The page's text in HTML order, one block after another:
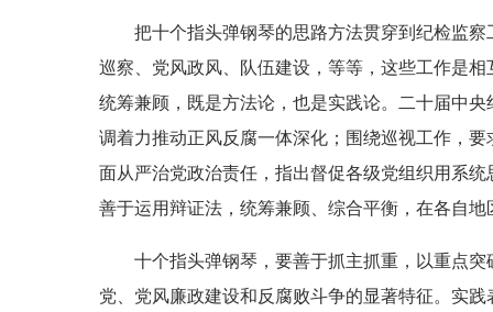
把十个指头弹钢琴的思路方法贯穿到纪检监察
巡察、党风政风、队伍建设，等等，这些工作是
统筹兼顾，既是方法论，也是实践论。二十届中
调着力推动正风反腐一体深化；围绕巡视工作，
面从严治党政治责任，指出督促各级党组织用系
善于运用辩证法，统筹兼顾、综合平衡，在各自
十个指头弹钢琴，要善于抓主抓重，以重点突
党、党风廉政建设和反腐败斗争的显著特征。实